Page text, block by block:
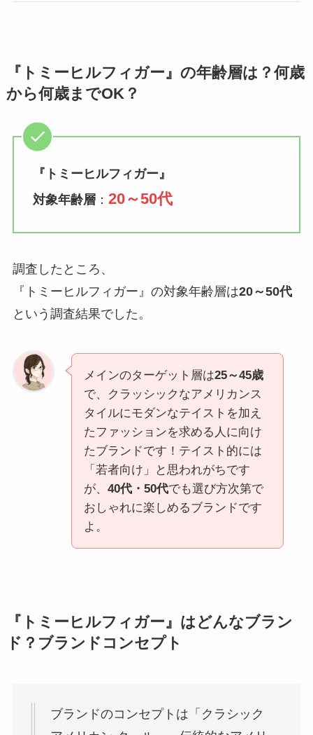
『トミーヒルフィガー』の年齢層は？何歳
から何歳までOK？
『 トミーヒルフィガー 』
対象年齢層： 20～50代
調査したところ、
『トミーヒルフィガー』の対象年齢層は20～50代
という調査結果でした。
メインのターゲット層は25～45歳
で、クラッシックなアメリカンス
タイルにモダンなテイストを加え
たファッションを求める人に向け
たブランドです！テイスト的には
「若者向け」と思われがちです
が、 40代・50代でも選び方次第で
おしゃれに楽しめるブランドです
よ。
『トミーヒルフィガー』はどんなブラン
ド？ブランドコンセプト
ブランドのコンセプトは「クラシック